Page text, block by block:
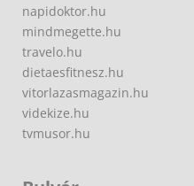
napidoktor.hu
mindmegette.hu
travelo.hu
dietaesfitnesz.hu
vitorlazasmagazin.hu
videkize.hu
tvmusor.hu